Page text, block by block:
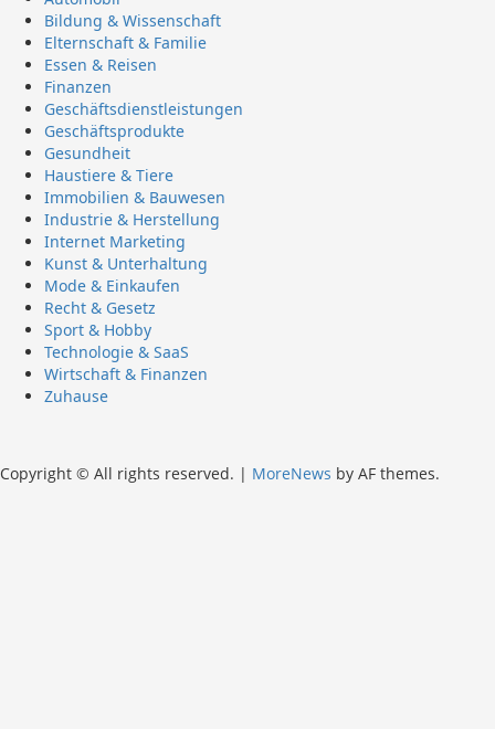
Bildung & Wissenschaft
Elternschaft & Familie
Essen & Reisen
Finanzen
Geschäftsdienstleistungen
Geschäftsprodukte
Gesundheit
Haustiere & Tiere
Immobilien & Bauwesen
Industrie & Herstellung
Internet Marketing
Kunst & Unterhaltung
Mode & Einkaufen
Recht & Gesetz
Sport & Hobby
Technologie & SaaS
Wirtschaft & Finanzen
Zuhause
Copyright © All rights reserved. | MoreNews by AF themes.